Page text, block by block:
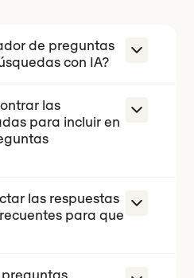
de preguntas
con IA?
para la
una sección de
los
a los motores
redactadas de
las
para incluir en
pregunta
a los motores de
Utiliza las
las respuestas
para que